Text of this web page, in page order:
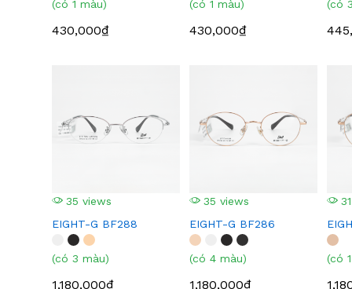
(có 1 màu)
430,000₫
(có 1 màu)
430,000₫
(có
35 views
EIGHT-G BF288
(có 3 màu)
1,180,000₫
35 views
EIGHT-G BF286
(có 4 màu)
1,180,000₫
(có